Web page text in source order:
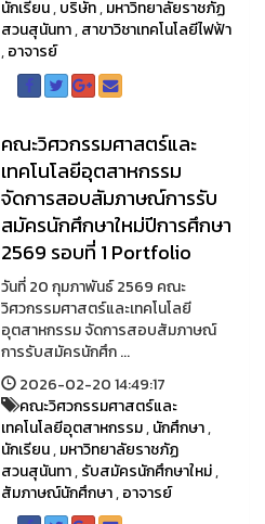
นักเรียน,บริษัท,มหาวิทยาลัยราชภัฏ
สวนสุนันทา,สาขาวิชาเทคโนโลยีไฟฟ้า
,อาจารย์
คณะวิศวกรรมศาสตร์และ
เทคโนโลยีอุตสาหกรรม
จัดการสอบสัมภาษณ์การรับ
สมัครนักศึกษาใหม่ปีการศึกษา
2569 รอบที่ 1 Portfolio
วันที่ 20 กุมภาพันธ์ 2569 คณะ
วิศวกรรมศาสตร์และเทคโนโลยี
อุตสาหกรรม จัดการสอบสัมภาษณ์
การรับสมัครนักศึก ...
2026-02-20 14:49:17
คณะวิศวกรรมศาสตร์และ
เทคโนโลยีอุตสาหกรรม,นักศึกษา,
นักเรียน,มหาวิทยาลัยราชภัฏ
สวนสุนันทา,รับสมัครนักศึกษาใหม่,
สัมภาษณ์นักศึกษา,อาจารย์